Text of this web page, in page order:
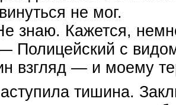
не мог.
Кажется,
Полицейский с
взгляд — и моему
тишина.